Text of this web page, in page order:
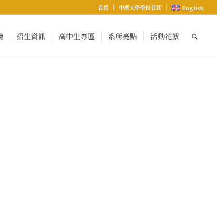
首頁 中原大學學校首頁 English
招生資訊 高中生專區 系所亮點 活動花絮